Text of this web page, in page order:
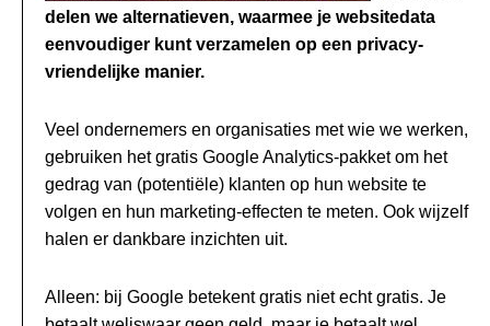
delen we alternatieven, waarmee je websitedata
eenvoudiger kunt verzamelen op een privacy-
vriendelijke manier.
Veel ondernemers en organisaties met wie we werken,
gebruiken het gratis Google Analytics-pakket om het
gedrag van (potentiële) klanten op hun website te
volgen en hun marketing-effecten te meten. Ook wijzelf
halen er dankbare inzichten uit.
Alleen: bij Google betekent gratis niet echt gratis. Je